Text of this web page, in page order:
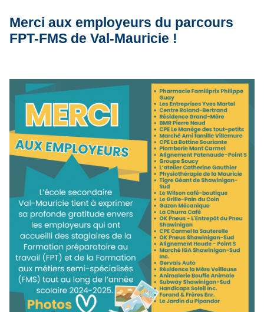
Merci aux employeurs du parcours
FPT-FMS de Val-Mauricie !